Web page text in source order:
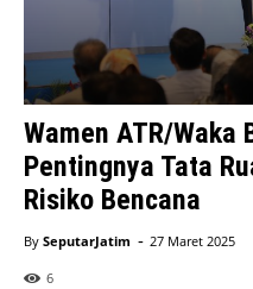
Wamen ATR/Waka
Pentingnya Tata
Risiko Bencana
By SeputarJatim - 27 Maret 2025
6